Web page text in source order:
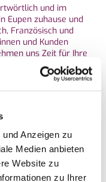
Anzeigen zu
Medien anbieten
Website zu
zu Ihrer
und im
Eupen zuhause und
Französisch und
und Kunden
uns Zeit für Ihre
Ort.
inklusive?
Preis dauerhaft
Blick spart
einfacher geht’s